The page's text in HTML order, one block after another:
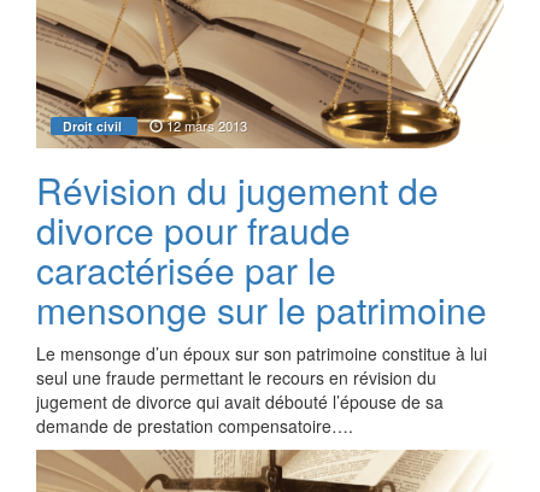
Droit civil 12 mars 2013
Révision du jugement de
divorce pour fraude
caractérisée par le
mensonge sur le patrimoine
Le mensonge d’un époux sur son patrimoine constitue à lui
seul une fraude permettant le recours en révision du
jugement de divorce qui avait débouté l’épouse de sa
demande de prestation compensatoire….